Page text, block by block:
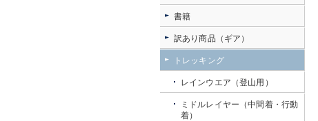
書籍
訳あり商品（ギア）
トレッキング
レインウエア（登山用）
ミドルレイヤー（中間着・行動
着）